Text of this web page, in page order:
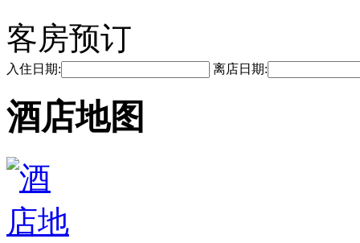
客房预订
入住日期: 离店日期:
酒店地图